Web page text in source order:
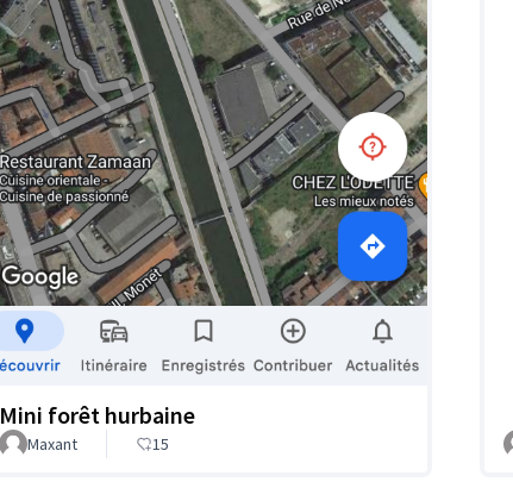
Mini forêt hurbaine
Maxant 15